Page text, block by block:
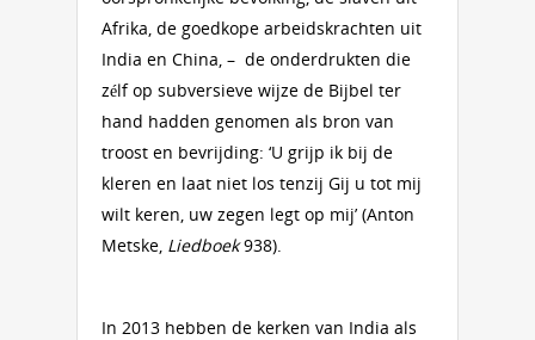
Afrika, de goedkope arbeidskrachten uit
India en China, – de onderdrukten die
zélf op subversieve wijze de Bijbel ter
hand hadden genomen als bron van
troost en bevrijding: ‘U grijp ik bij de
kleren en laat niet los tenzij Gij u tot mij
wilt keren, uw zegen legt op mij’ (Anton
Metske, Liedboek938).
In 2013 hebben de kerken van India als